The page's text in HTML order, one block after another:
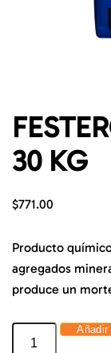
30 KG
$771.00
Producto
agregados
produce un
Añadir